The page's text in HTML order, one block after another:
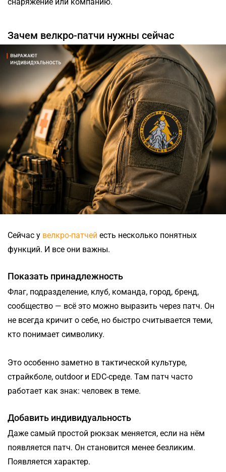
Зачем велкро-патчи нужны сейчас
Сейчас у велкро-патчей есть несколько понятных
функций. И все они важны.
Показать принадлежность
Флаг, подразделение, клуб, команда, город, бренд,
сообщество — всё это можно выразить через патч. Он
не всегда кричит о себе, но быстро считывается теми,
кто понимает символику.
Это особенно заметно в тактической культуре,
страйкболе, outdoor и EDC-среде. Там патч часто
работает как знак: человек в теме.
Добавить индивидуальность
Даже самый простой рюкзак меняется, если на нём
появляется патч. Он становится менее безликим.
Появляется характер.